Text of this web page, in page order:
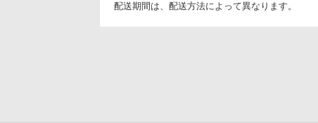
配送期間は、配送方法によって異なります。